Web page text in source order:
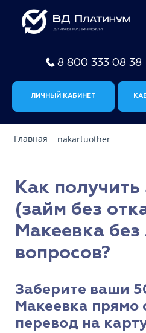
8 800 333 08 38
ЛИЧНЫЙ КАБИНЕТ
Главная nakartuother
Как
(займ без
Макеевка
вопросов?
Заберите ваши
Макеевка прямо
перевод на